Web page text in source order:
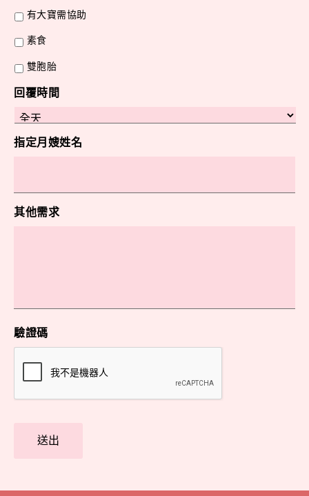
有大寶需協助
素食
雙胞胎
回覆時間
指定月嫂姓名
其他需求
驗證碼